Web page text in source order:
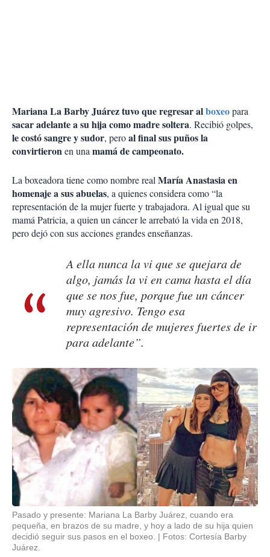
Mariana La Barby Juárez tuvo que regresar alboxeopara
sacar adelante a su hija como madre soltera. Recibió golpes,
le costó sangre y sudor, peroal final sus puños la
convirtieronen unamamá de campeonato.
La boxeadora tiene como nombre realMaría Anastasia en
homenaje a sus abuelas, a quienes considera como “la
representación de la mujer fuerte y trabajadora. Al igual que su
mamá Patricia, a quien un cáncer le arrebató la vida en 2018,
pero dejó con sus acciones grandes enseñanzas.
A ella nunca la vi que se quejara de
algo, jamás la vi en cama hasta el día
que se nos fue, porque fue un cáncer
muy agresivo. Tengo esa
representación de mujeres fuertes de ir
para adelante”.
Pasado y presente: Mariana La Barby Juárez, cuando era
pequeña, en brazos de su madre, y hoy a lado de su hija quien
decidió seguir sus pasos en el boxeo.
Fotos: Cortesía Barby
Juárez.